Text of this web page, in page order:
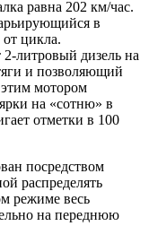
равна 202 км/час.
в
цикла.
литровый дизель на
и позволяющий
мотором
на «сотню» в
отметки в 100
посредством
распределять
режиме весь
на переднюю